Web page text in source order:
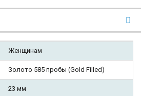
Женщинам
Золото 585 пробы (Gold Filled)
23 мм